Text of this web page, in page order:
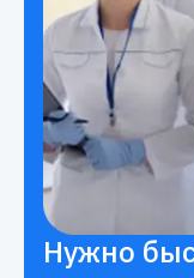
Нужно